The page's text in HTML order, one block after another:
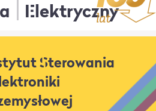
Elektryczny
Sterowania